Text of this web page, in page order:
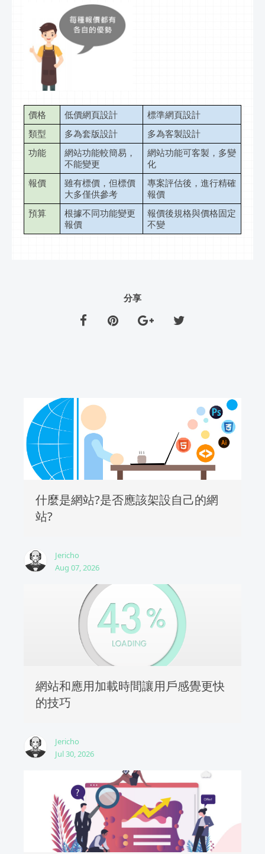
價格 低價網頁設計
標準網頁設計
類型
多為套版設計
多為客製設計
功能
網站功能較簡易，
不能變更
網站功能可客製，多變
化
報價
雖有標價，但標價
大多僅供參考
專案評估後，進行精確
報價
預算
根據不同功能變更
報價
報價後規格與價格固定
不變
分享
什麼是網站?是否應該架設自己的網
站?
Jericho
Aug 07, 2026
網站和應用加載時間讓用戶感覺更快
的技巧
Jericho
Jul 30, 2026